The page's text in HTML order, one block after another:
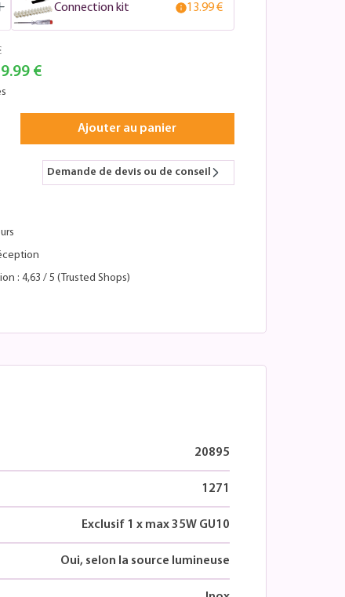
Connection kit 13.99 €
€
Ajouter au panier
Demande de devis ou de conseil
: 4,63 / 5 (Trusted Shops)
20895
1271
Exclusif 1 x max 35W GU10
Oui, selon la source lumineuse